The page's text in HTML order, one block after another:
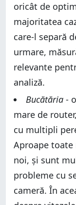
oricât de
majoritatea
care-l separă
urmare,
relevante
analiză.
Bucătăria -
mare de
cu multipli
Aproape
noi, și sunt
probleme cu
cameră. În